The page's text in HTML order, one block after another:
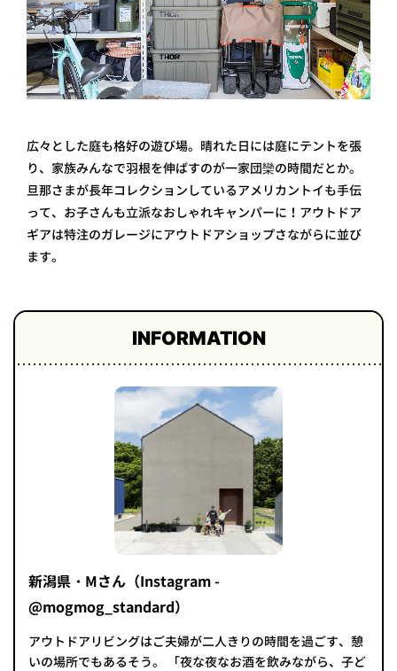
広々とした庭も格好の遊び場。晴れた日には庭にテントを張
り、家族みんなで羽根を伸ばすのが一家団欒の時間だとか。
旦那さまが長年コレクションしているアメリカントイも手伝
って、お子さんも立派なおしゃれキャンパーに！アウトドア
ギアは特注のガレージにアウトドアショップさながらに並び
ます。
INFORMATION
新潟県・Mさん（Instagram -
@mogmog_standard）
アウトドアリビングはご夫婦が二人きりの時間を過ごす、憩
いの場所でもあるそう。 「夜な夜なお酒を飲みながら、子ど